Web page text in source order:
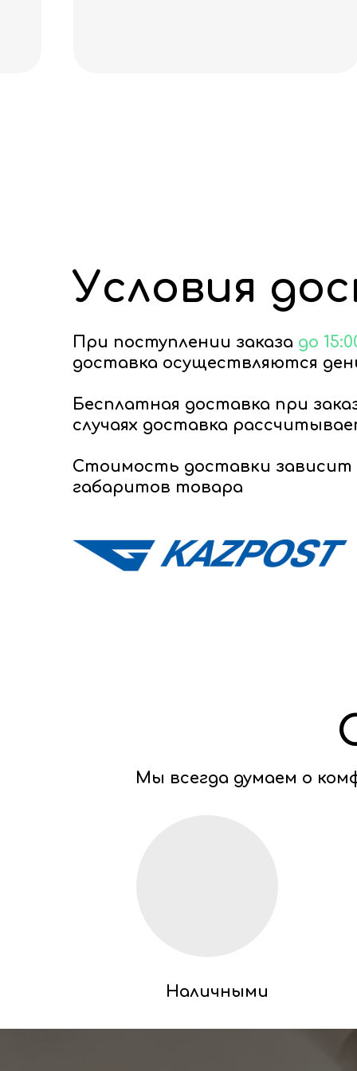
При поступлении заказа до
доставка осуществляются
Бесплатная доставка при
случаях доставка
Стоимость доставки зависит
габаритов товара
Условия
Наличными
Мы всегда думаем о